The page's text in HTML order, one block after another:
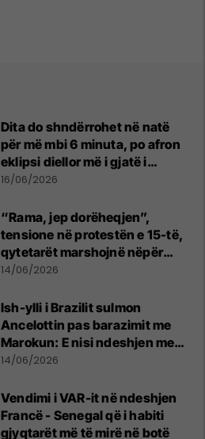
Dita do shndërrohet në natë
për më mbi 6 minuta, po afron
eklipsi diellor më i gjatë i
shekullit të 21-të
16/06/2026
“Rama, jep dorëheqjen”,
tensione në protestën e 15-të,
qytetarët marshojnë nëpër
kryeqytet
14/06/2026
Ish-ylli i Brazilit sulmon
Ancelottin pas barazimit me
Marokun: E nisi ndeshjen me
formacionin e gabuar
14/06/2026
Vendimi i VAR-it në ndeshjen
Francë - Senegal që i habiti
gjyqtarët më të mirë në botë